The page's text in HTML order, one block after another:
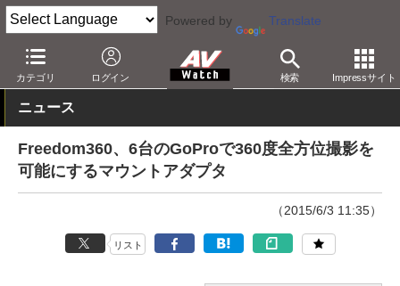
Powered by Translate
カテゴリ ログイン 検索 Impressサイト
AV Watch 製品 アクションカム GoPro
ニュース
Freedom360、6台のGoProで360度全方位撮影を
可能にするマウントアダプタ
（2015/6/3 11:35）
リスト